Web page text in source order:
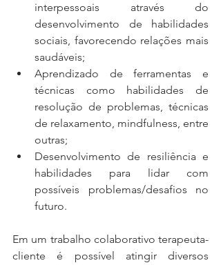
interpessoais através do
desenvolvimento de habilidades
sociais, favorecendo relações mais
saudáveis;
Aprendizado de ferramentas e
técnicas como habilidades de
resolução de problemas, técnicas
de relaxamento, mindfulness, entre
outras;
Desenvolvimento de resiliência e
habilidades para lidar com
possíveis problemas/desafios no
futuro.
Em um trabalho colaborativo terapeuta-
cliente é possível atingir diversos